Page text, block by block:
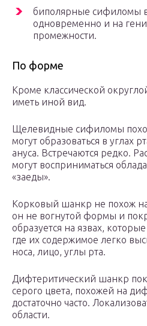
биполярные сифиломы
одновременно и на
промежности.
По форме
Кроме классической
иметь иной вид.
Щелевидные сифиломы
могут образоваться в углах
ануса. Встречаются редко.
могут восприниматься
«заеды».
Корковый шанкр не похож
он не вогнутой формы и
образуется на язвах,
где их содержимое легко
носа, лицо, углы рта.
Дифтеритический шанкр
серого цвета, похожей на
достаточно часто.
области.